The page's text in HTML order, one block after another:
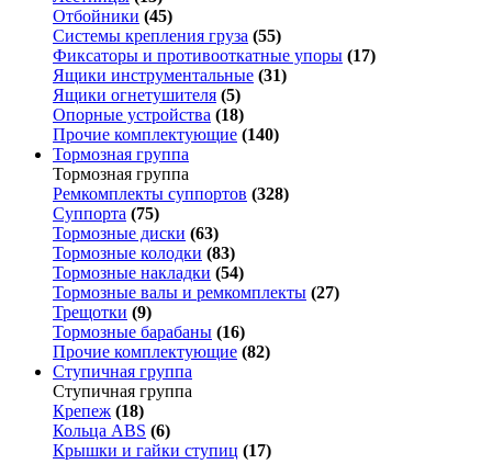
Отбойники (45)
Системы крепления груза (55)
Фиксаторы и противооткатные упоры (17)
Ящики инструментальные (31)
Ящики огнетушителя (5)
Опорные устройства (18)
Прочие комплектующие (140)
Тормозная группа
Тормозная группа
Ремкомплекты суппортов (328)
Суппорта (75)
Тормозные диски (63)
Тормозные колодки (83)
Тормозные накладки (54)
Тормозные валы и ремкомплекты (27)
Трещотки (9)
Тормозные барабаны (16)
Прочие комплектующие (82)
Ступичная группа
Ступичная группа
Крепеж (18)
Кольца ABS (6)
Крышки и гайки ступиц (17)